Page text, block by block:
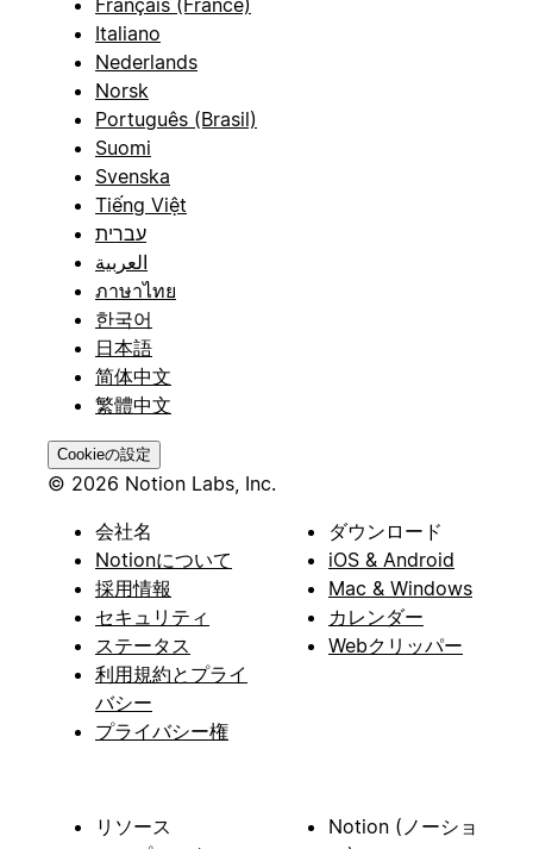
Italiano
Nederlands
Norsk
Português (Brasil)
Suomi
Svenska
Tiếng Việt
עברית
العربية
ภาษาไทย
한국어
日本語
简体中文
繁體中文
Cookieの設定
© 2026 Notion Labs, Inc.
会社名
Notionについて
採用情報
セキュリティ
ステータス
利用規約とプライ
バシー
プライバシー権
ダウンロード
iOS & Android
Mac & Windows
カレンダー
Webクリッパー
リソース
Notion (ノーショ